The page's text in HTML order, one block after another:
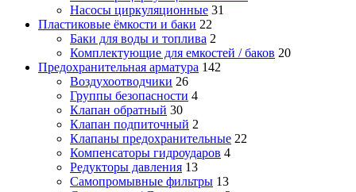
Насосы циркуляционные 31
Пластиковые ёмкости и баки 22
Баки для воды и топлива 2
Комплектующие для емкостей / баков 20
Предохранительная арматура 142
Воздухоотводчики 26
Группы безопасности 4
Клапан обратный 30
Клапан подпиточный 2
Клапаны предохранительные 22
Компенсаторы гидроударов 4
Редукторы давления 13
Самопромывные фильтры 13